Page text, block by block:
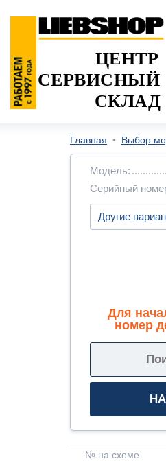
ЦЕНТР
СЕРВИСНЫЙ
СКЛАД
Главная • Выбор
Модель:
Серийный
Для
номер
№ на схеме